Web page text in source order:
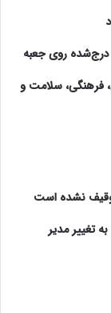
روی جعبه
فرهنگی، سلامت و
نشده است
تغییر مدیر